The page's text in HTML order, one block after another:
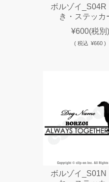
ボルゾイ_S04R
き・ステッカ
¥600(税別)
(税込 ¥660 )
ボルゾイ_S01N